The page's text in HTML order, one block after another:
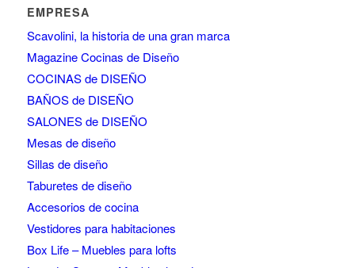
EMPRESA
Scavolini, la historia de una gran marca
Magazine Cocinas de Diseño
COCINAS de DISEÑO
BAÑOS de DISEÑO
SALONES de DISEÑO
Mesas de diseño
Sillas de diseño
Taburetes de diseño
Accesorios de cocina
Vestidores para habitaciones
Box Life – Muebles para lofts